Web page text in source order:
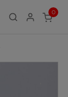
0
ITEMS